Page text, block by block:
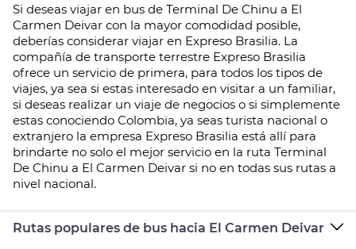
Si deseas viajar en bus de Terminal De Chinu a El
Carmen Deivar con la mayor comodidad posible,
deberías considerar viajar en Expreso Brasilia. La
compañía de transporte terrestre Expreso Brasilia
ofrece un servicio de primera, para todos los tipos de
viajes, ya sea si estas interesado en visitar a un familiar,
si deseas realizar un viaje de negocios o si simplemente
estas conociendo Colombia, ya seas turista nacional o
extranjero la empresa Expreso Brasilia está allí para
brindarte no solo el mejor servicio en la ruta Terminal
De Chinu a El Carmen Deivar si no en todas sus rutas a
nivel nacional.
Rutas populares de bus hacia El Carmen Deivar